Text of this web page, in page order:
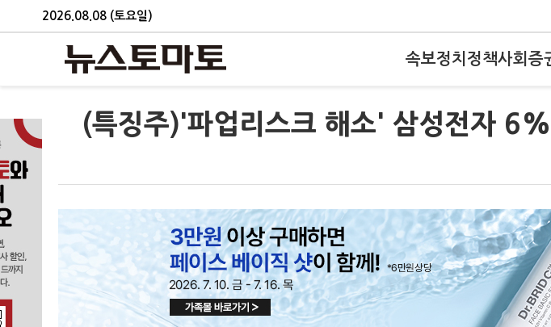
2026.08.08 (토요일)
속보정치 정책사회 증
(특징주)'파업리스크 해소' 삼성전자